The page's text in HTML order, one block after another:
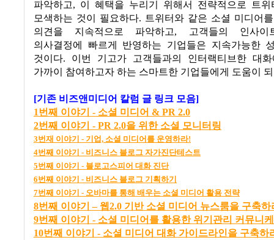
파악하고, 이 혜택을 누리기 위해서 전략적으로 트
모색하는 것이 필요하다. 트위터와 같은 소셜 미디어
의견을 지속적으로 파악하고, 고객들의 인사이
의사결정에 빠르게 반영하는 기업들은 지속가능한
것이다. 이번 기고가 고객들과의 인터랙티브한 대
가까이 참여하고자 하는 스마트한 기업들에게 도움이
[기존 비즈앤미디어 칼럼 글 링크 모음]
1번째 이야기 - 소셜 미디어 & PR 2.0
2번째 이야기 - PR 2.0을 위한 소셜 모니터링
3번재 이야기 - 기업, 소셜 미디어를 운영하라!
4번째 이야기 - 비즈니스 블로그 자가진단테스트
5번째 이야기 - 블로고스피어 대화 진단
6번째 이야기 - 비즈니스 블로그 기획하기
7번째 이야기 - 오바마를 통해 배우는 소셜 미디어 활용 전략
8번째 이 야기 – 웹2.0 기 반 소셜 미 디어 뉴스룸을 구축하
9번째 이야기 - 소셜 미디어를 활용한 위기관리 커뮤니
10번째 이야기 - 소셜 미디어 대화 가이드라인을 구축하